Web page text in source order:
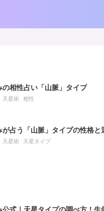
の相性占い「山脈」タイプ
天星術 相性
が占う「山脈」タイプの性格と
天星術 天星タイプ